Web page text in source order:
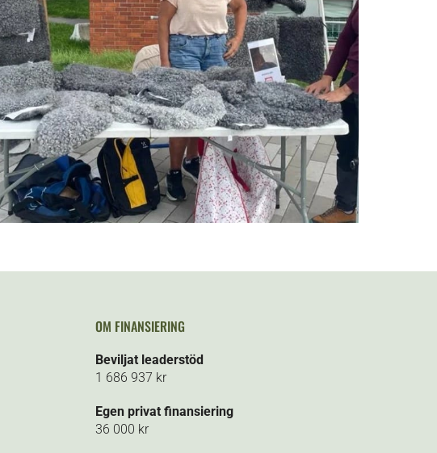
OM FINANSIERING
Beviljat leaderstöd
1 686 937 kr
Egen privat finansiering
36 000 kr